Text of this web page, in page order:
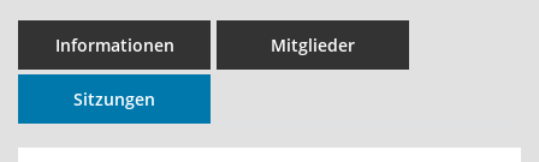
Informationen Mitglieder
Sitzungen